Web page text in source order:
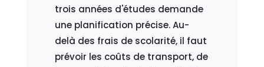
trois années d'études demande
une planification précise. Au-
delà des frais de scolarité, il faut
prévoir les coûts de transport, de